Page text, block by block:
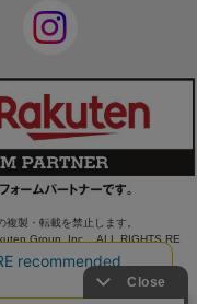
製・転載を禁止します。
Group, Inc. ALL RIGHTS RE